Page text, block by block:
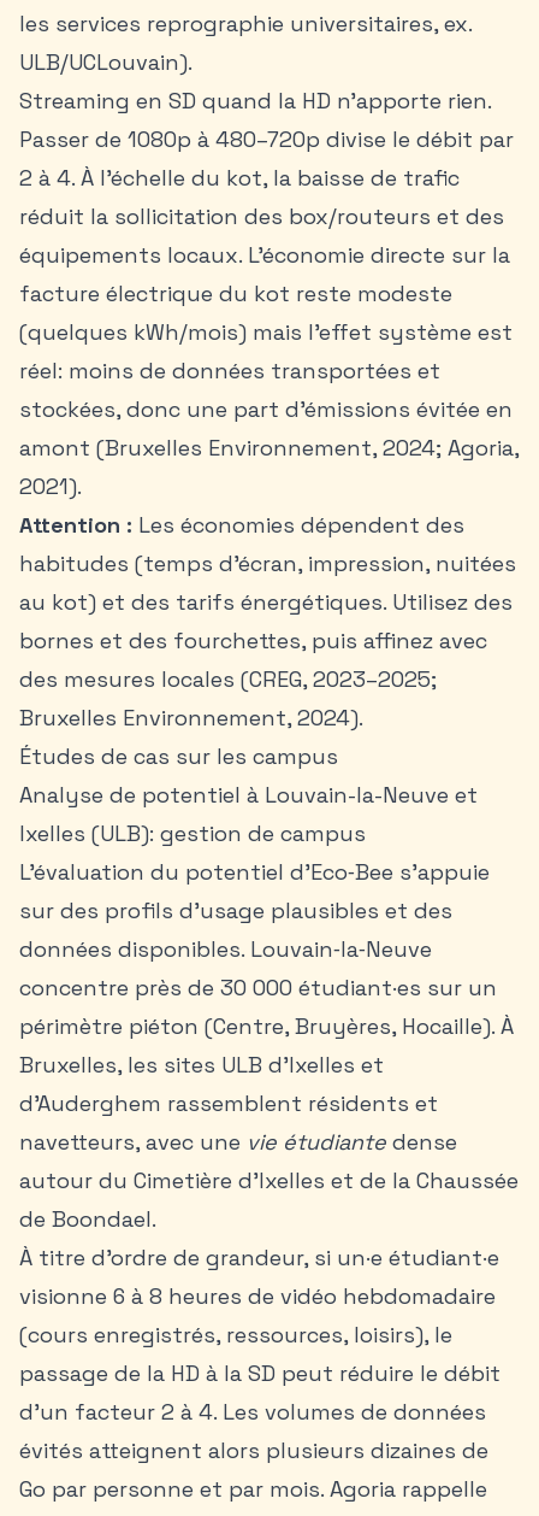
les services reprographie universitaires, ex.
ULB/UCLouvain).
Streaming en SD quand la HD n’apporte rien.
Passer de 1080p à 480–720p divise le débit par
2 à 4. À l’échelle du kot, la baisse de trafic
réduit la sollicitation des box/routeurs et des
équipements locaux. L’économie directe sur la
facture électrique du kot reste modeste
(quelques kWh/mois) mais l’effet système est
réel: moins de données transportées et
stockées, donc une part d’émissions évitée en
amont (Bruxelles Environnement, 2024; Agoria,
2021).
Attention : Les économies dépendent des
habitudes (temps d’écran, impression, nuitées
au kot) et des tarifs énergétiques. Utilisez des
bornes et des fourchettes, puis affinez avec
des mesures locales (CREG, 2023–2025;
Bruxelles Environnement, 2024).
Études de cas sur les campus
Analyse de potentiel à Louvain-la-Neuve et
Ixelles (ULB): gestion de campus
L’évaluation du potentiel d’Eco‑Bee s’appuie
sur des profils d’usage plausibles et des
données disponibles. Louvain‑la‑Neuve
concentre près de 30 000 étudiant·es sur un
périmètre piéton (Centre, Bruyères, Hocaille). À
Bruxelles, les sites ULB d’Ixelles et
d’Auderghem rassemblent résidents et
navetteurs, avec une vie étudiante dense
autour du Cimetière d’Ixelles et de la Chaussée
de Boondael.
À titre d’ordre de grandeur, si un·e étudiant·e
visionne 6 à 8 heures de vidéo hebdomadaire
(cours enregistrés, ressources, loisirs), le
passage de la HD à la SD peut réduire le débit
d’un facteur 2 à 4. Les volumes de données
évités atteignent alors plusieurs dizaines de
Go par personne et par mois. Agoria rappelle